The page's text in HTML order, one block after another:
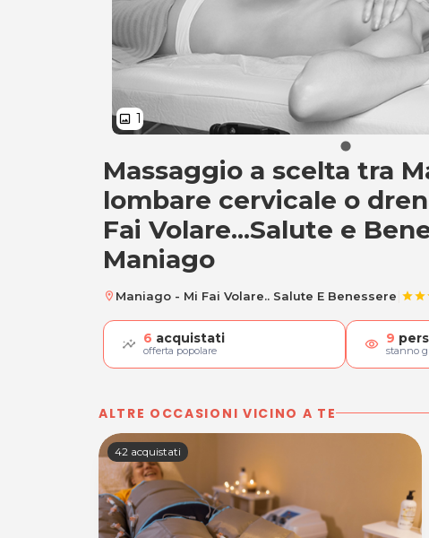
image 1
Massaggio a scelta
Massaggio a scelta tra
lombare cervicale o
Fai Volare...Salute e
Maniago
location_on Maniago - Mi Fai Volare.. Salute E Benessere starstar
6 acquistati
offerta popolare visibility 9
stanno
ALTRE OCCASIONI VICINO A TE
42 acquistati